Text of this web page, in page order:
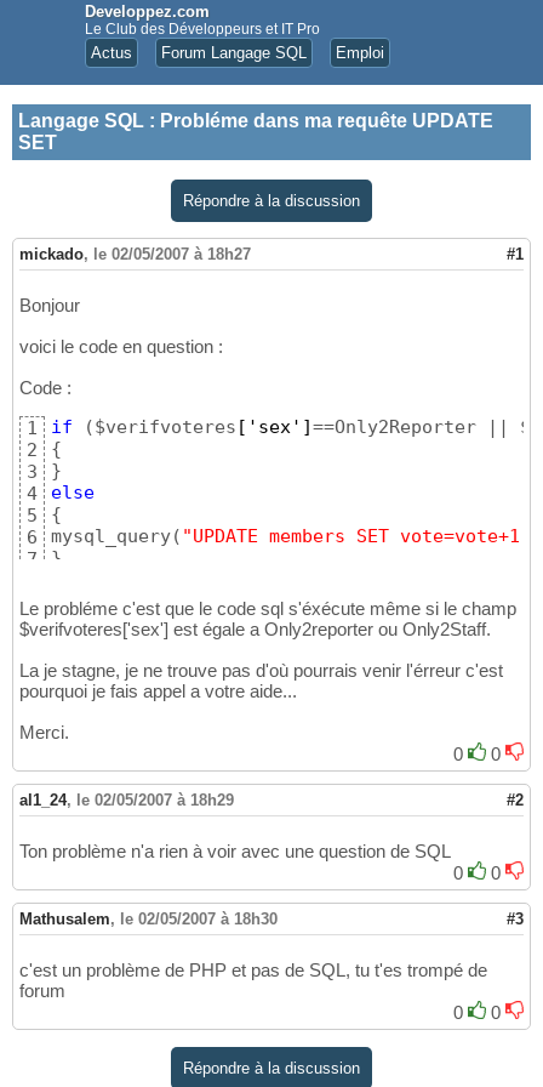
Developpez.com
Le Club des Développeurs et IT Pro
Actus Forum Langage SQL Emploi
Langage SQL : Probléme dans ma requête UPDATE
SET
Répondre à la discussion
mickado, le 02/05/2007 à 18h27 #1
Bonjour
voici le code en question :
Code :
1
2
3
4
5
6
7
if ($verifvoteres ['sex'] ==Only2Reporter ||
{
}
else
{
mysql_query( "UPDATE members SET
}
Le probléme c'est que le code sql s'éxécute même si le champ
$verifvoteres['sex'] est égale a Only2reporter ou Only2Staff.
La je stagne, je ne trouve pas d'où pourrais venir l'érreur c'est
pourquoi je fais appel a votre aide...
Merci.
0
0
al1_24, le 02/05/2007 à 18h29 #2
Ton problème n'a rien à voir avec une question de SQL
0
0
Mathusalem, le 02/05/2007 à 18h30 #3
c'est un problème de PHP et pas de SQL, tu t'es trompé de
forum
0
0
Répondre à la discussion